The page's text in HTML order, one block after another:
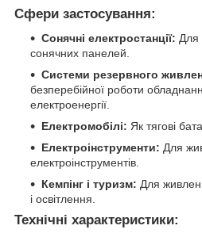
Сфери застосування:
Сонячні електростанції: Для
сонячних панелей.
Системи резервного
безперебійної роботи
електроенергії.
Електромобілі: Як тягові
Електроінструменти: Для
електроінструментів.
Кемпінг і туризм: Для
і освітлення.
Технічні характеристики: